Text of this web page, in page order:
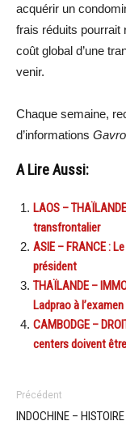
acquérir un
frais réduits pourrait
coût global d’une
venir.
Chaque semaine,
d’informations
A Lire Aussi:
LAOS –
transfrontalier
ASIE – FRANCE :
président
THAÏLANDE –
Ladprao à l’examen
CAMBODGE –
centers doivent
Précédent
INDOCHINE –